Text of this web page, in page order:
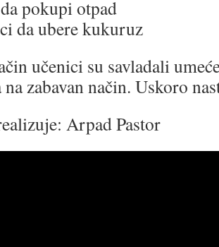
pokupi otpad
da ubere kukuruz
učenici su savladali
na zabavan način. Uskoro
Arpad Pastor